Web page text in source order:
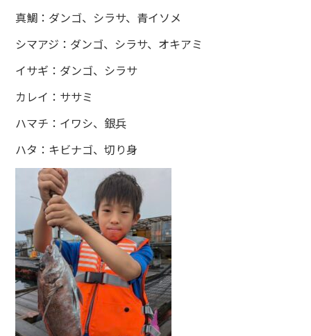
真鯛：ダンゴ、シラサ、青イソメ
シマアジ：ダンゴ、シラサ、オキアミ
イサギ：ダンゴ、シラサ
カレイ：ササミ
ハマチ：イワシ、銀兵
ハタ：キビナゴ、切り身